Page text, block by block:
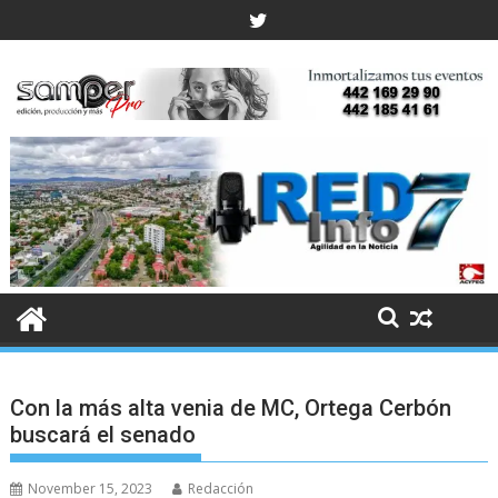
to
Con la más alta venia de MC, Ortega Cerbón
buscará el senado
November 15, 2023 Redacción